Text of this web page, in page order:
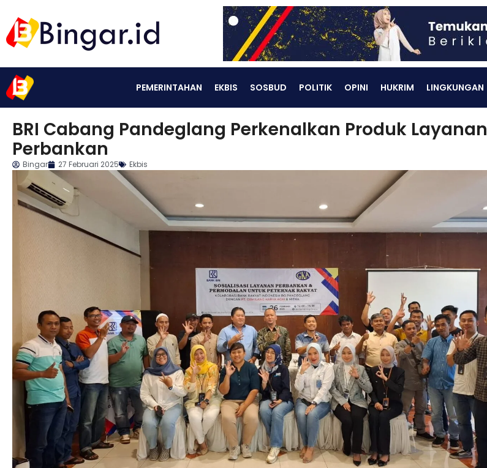
PEMERINTAHAN EKBIS SOSBUD POLITIK OPINI HUKRIM LINGKUNGAN
BRI Cabang Pandeglang Perkenalkan Produk Layanan
Perbankan
Bingar 27 Februari 2025 Ekbis